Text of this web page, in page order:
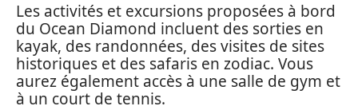
Les activités et excursions proposées à bord
du Ocean Diamond incluent des sorties en
kayak, des randonnées, des visites de sites
historiques et des safaris en zodiac. Vous
aurez également accès à une salle de gym et
à un court de tennis.